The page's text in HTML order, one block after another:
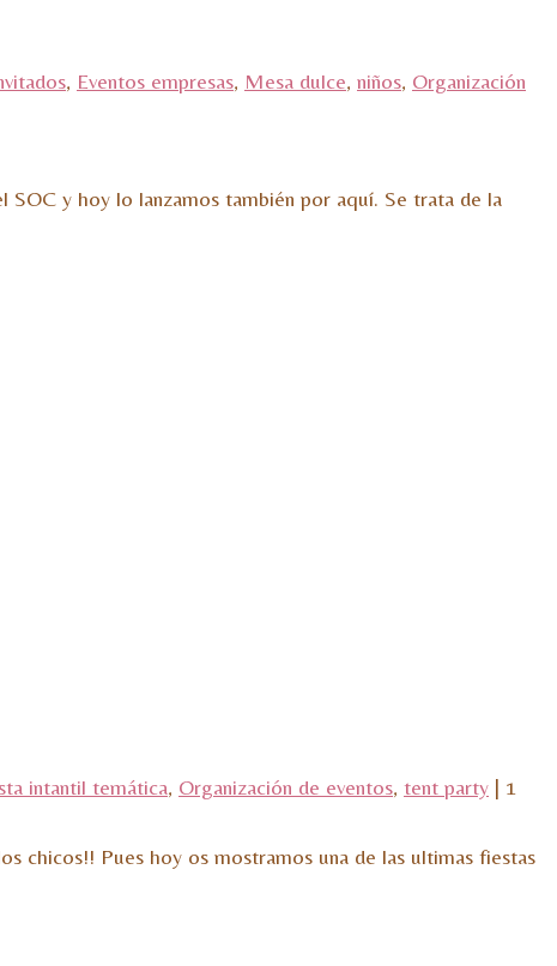
, Eventos empresas, Mesa dulce, niños, Organización
SOC y hoy lo lanzamos también por aquí. Se trata de la
intantil temática, Organización de eventos, tent party | 1
chicos!! Pues hoy os mostramos una de las ultimas fiestas